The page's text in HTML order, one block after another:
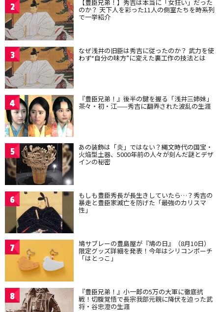
2 【豊臣兄弟！】秀吉は本当に「女狂い」だった
のか？ 天下人を彩った11人の側室たちを時系列
で一挙紹介
3 なぜ浅井の旧臣は秀吉に従ったのか？ 武力を使
わず“自分の味方”に変えた裏工作の技法とは
4 『豊臣兄弟！』後半の鍵を握る「浅井三姉妹」
茶々・初・江——秀吉に翻弄された波乱の生涯
5 あの装飾は「炎」ではない？縄文時代の国宝・
火焔型土器、5000年前の人々が刻んだ謎とデザ
インの秘密
6 もしも豊臣秀長が長生きしていたら…？秀吉の
暴走と豊臣家滅亡を防げた「最強のカリスマ
性」
7 鳩サブレーの豊島屋が『鳩の日』（8月10日）
限定グッズ詳細を発表！今年はシリコンポーチ
「はとっこ」
8 『豊臣兄弟！』小一郎の5万の大軍に徹底抗
戦！切腹覚悟で長宗我部元親に降伏を迫った武
将・谷忠澄の生涯